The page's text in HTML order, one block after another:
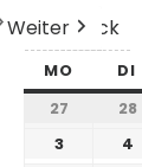
Zurück
Heute
Weiter
MO DI
27 28
3
4